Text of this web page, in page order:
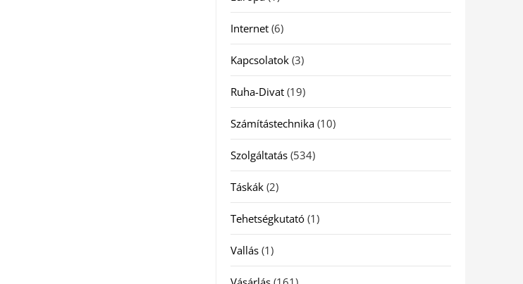
Internet(6)
Kapcsolatok(3)
Ruha-Divat(19)
Számítástechnika(10)
Szolgáltatás(534)
Táskák(2)
Tehetségkutató(1)
Vallás(1)